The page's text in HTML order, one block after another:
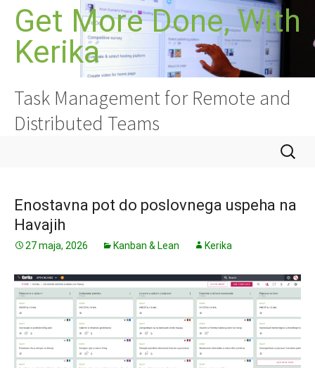
Preskoči
vsebino
Get More Done, With
Kerika
Task Management for Remote and
Distributed Teams
Išči:
Enostavna pot do poslovnega uspeha na
Havajih
27 maja, 2026 Kanban & Lean Kerika